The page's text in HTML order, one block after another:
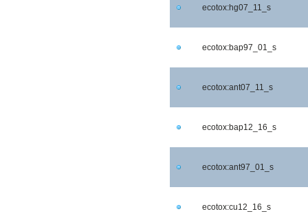
ecotox:hg07_11_s
ecotox:bap97_01_s
ecotox:ant07_11_s
ecotox:bap12_16_s
ecotox:ant97_01_s
ecotox:cu12_16_s